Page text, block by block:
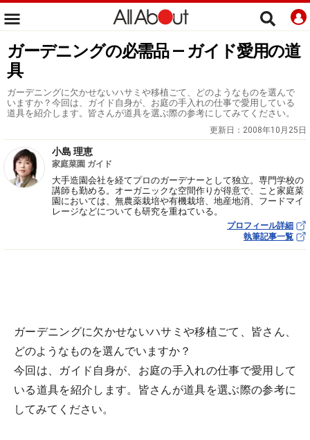
ガーデニングの必需品 ― ガイド愛用の道
具
ガーデニングに欠かせないハサミや移植ごて、どのようなものを選んで
いますか？今回は、ガイド自身が、お庭の手入れの仕事で愛用している
道具を紹介します。皆さんが道具を選ぶ際の参考にしてみてください。
更新日： 2008年10月25日
小島 理恵
家庭菜園 ガイド
大手造園会社を経てプロのガーデナーとして独立。専門学校の
講師も勤める。オーガニックな空間作りが得意で、こと家庭菜
園においては、無農薬栽培や有機栽培、地産地消、フードマイ
レージなどについても研究を重ねている。
プロフィール詳細
執筆記事一覧
ガーデニングに欠かせないハサミや移植ごて、皆さん、
どのようなものを選んでいますか？
今回は、ガイド自身が、お庭の手入れの仕事で愛用して
いる道具を紹介します。皆さんが道具を選ぶ際の参考に
してみてください。